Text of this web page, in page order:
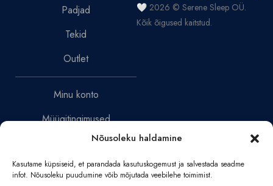
Nõusoleku haldamine
Kasutame küpsiseid, et parandada kasutuskogemust ja salvestada seadme
infot. Nõusoleku puudumine võib mõjutada veebilehe toimimist.
Padjad
Tekid
Outlet
Minu konto
Müügitingimused
Tagastamispoliitika
Privaatsuspoliitika
🤍 2026 © Serene Sleep OÜ.
Kõik õigused kaitstud.